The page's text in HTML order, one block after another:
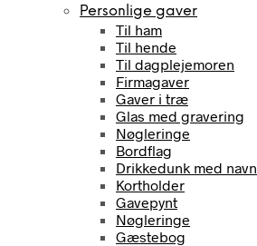
Personlige gaver
Til ham
Til hende
Til dagplejemoren
Firmagaver
Gaver i træ
Glas med gravering
Nøgleringe
Bordflag
Drikkedunk med navn
Kortholder
Gavepynt
Nøgleringe
Gæstebog